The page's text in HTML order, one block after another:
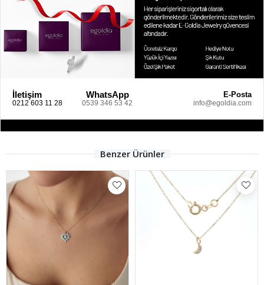
İletişim
0212 603 11 28
WhatsApp
0539 346 53 42
E-Posta
info@egoldia.com
Benzer Ürünler